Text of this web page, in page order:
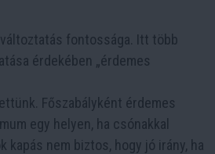
fontossága. Itt több
érdekében „érdemes
Főszabályként érdemes
egy helyen, ha csónakkal
kapás nem biztos, hogy jó irány, ha